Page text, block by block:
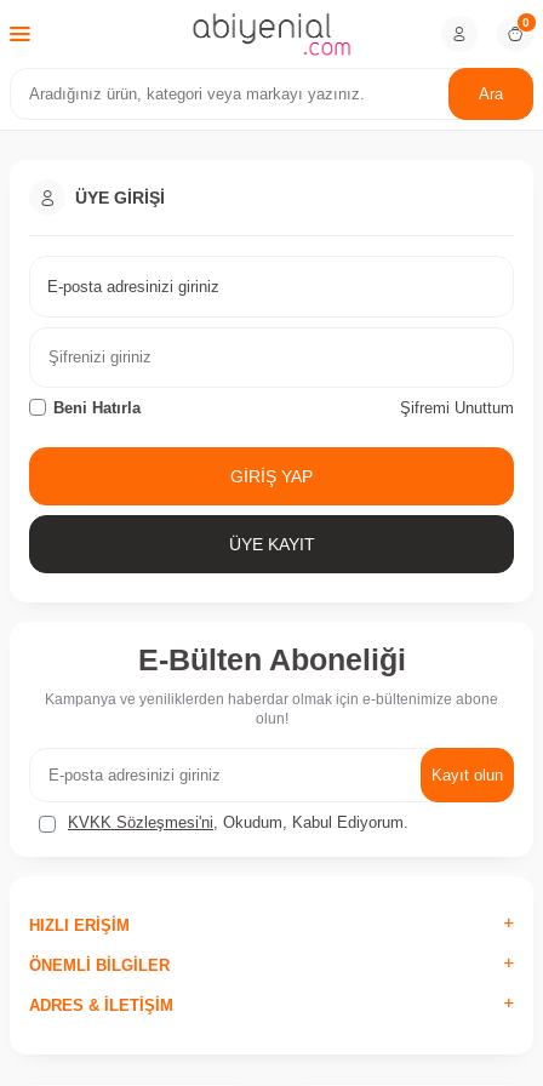
Ara
0
ÜYE GIRIŞI
E-posta adresinizi giriniz
Beni Hatırla Şifremi Unuttum
GIRIŞ YAP
ÜYE KAYIT
E-Bülten Aboneliği
Kampanya ve yeniliklerden haberdar olmak için e-bültenimize abone
olun!
Kayıt olun
KVKK Sözleşmesi'ni , Okudum, Kabul Ediyorum.
HIZLI ERIŞIM
ÖNEMLI BILGILER
ADRES & İLETIŞIM